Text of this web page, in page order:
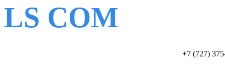
LS COM
+7 (727)